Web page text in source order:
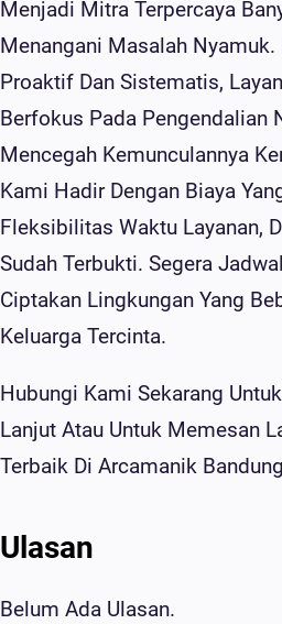
Menjadi Mitra Terpercaya
Menangani Masalah Nyamuk.
Proaktif Dan Sistematis,
Berfokus Pada Pengendalian
Mencegah Kemunculannya
Kami Hadir Dengan Biaya
Fleksibilitas Waktu Layanan,
Sudah Terbukti. Segera
Ciptakan Lingkungan Yang
Keluarga Tercinta.
Hubungi Kami Sekarang
Lanjut Atau Untuk Memesan
Terbaik Di Arcamanik
Ulasan
Belum Ada Ulasan.